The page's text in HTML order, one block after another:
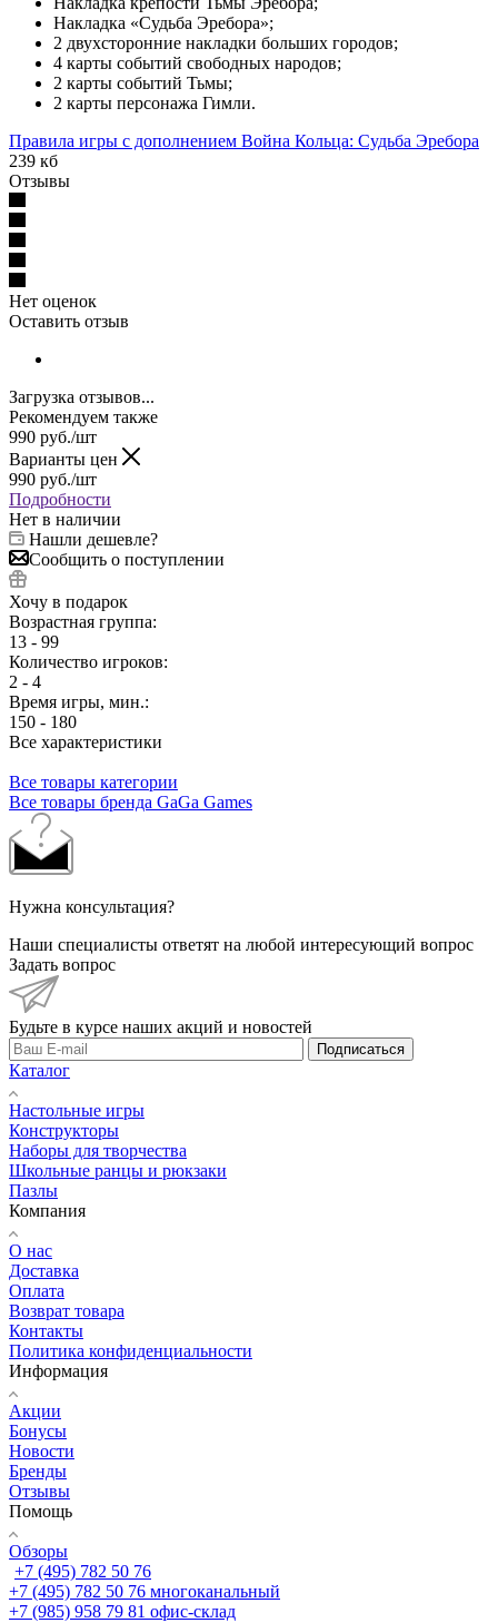
Накладка «Судьба Эребора»;
2 двухсторонние накладки больших городов;
4 карты событий свободных народов;
2 карты событий Тьмы;
2 карты персонажа Гимли.
Правила игры с дополнением Война Кольца: Судьба Эребора
239 кб
Отзывы
Нет оценок
Оставить отзыв
Загрузка отзывов...
Рекомендуем также
990 руб./шт
Варианты цен
990 руб./шт
Подробности
Нет в наличии
Нашли дешевле?
Сообщить о поступлении
Хочу в подарок
Возрастная группа:
13 - 99
Количество игроков:
2 - 4
Время игры, мин.:
150 - 180
Все характеристики
Все товары категории
Все товары бренда GaGa Games
Нужна консультация?
Наши специалисты ответят на любой интересующий вопрос
Задать вопрос
Будьте в курсе наших акций и новостей
Подписаться
Каталог
Настольные игры
Конструкторы
Наборы для творчества
Школьные ранцы и рюкзаки
Пазлы
Компания
О нас
Доставка
Оплата
Возврат товара
Контакты
Политика конфиденциальности
Информация
Акции
Бонусы
Новости
Бренды
Отзывы
Помощь
Обзоры
+7 (495) 782 50 76
+7 (495) 782 50 76 многоканальный
+7 (985) 958 79 81 офис-склад